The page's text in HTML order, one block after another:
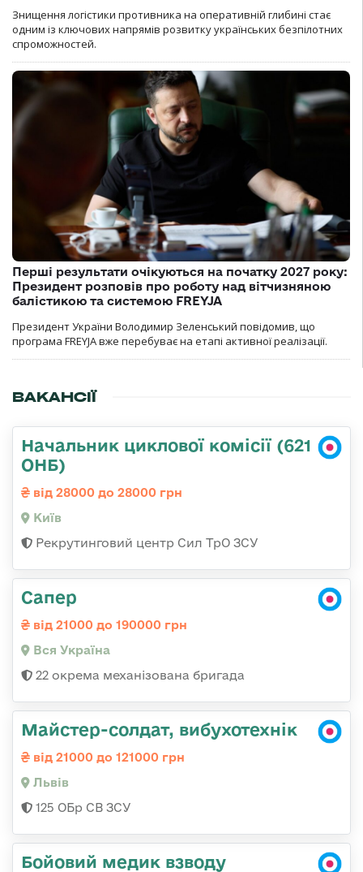
Знищення логістики противника на оперативній глибині стає
одним із ключових напрямів розвитку українських безпілотних
спроможностей.
Перші результати очікуються на початку 2027 року:
Президент розповів про роботу над вітчизняною
балістикою та системою FREYJA
Президент України Володимир Зеленський повідомив, що
програма FREYJA вже перебуває на етапі активної реалізації.
ВАКАНСІЇ
Начальник циклової комісії (621
ОНБ)
від 28000 до 28000 грн
Київ
Рекрутинговий центр Сил ТрО ЗСУ
Сапер
від 21000 до 190000 грн
Вся Україна
22 окрема механізована бригада
Майстер-солдат, вибухотехнік
від 21000 до 121000 грн
Львів
125 ОБр СВ ЗСУ
Бойовий медик взводу